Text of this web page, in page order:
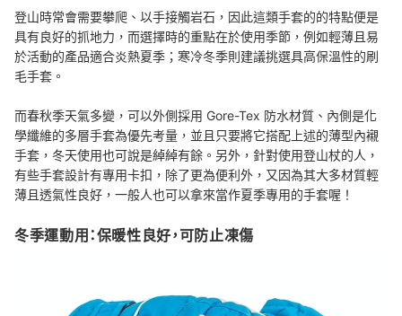
登山時常會需要攀爬、以手接觸岩石，因此這類手套的的特點便是
具有良好的抓地力，而選擇時的重點在於使用季節，例如輕薄且易
於活動的產品適合炎熱夏季；寒冷冬季則建議挑選具高保溫性的刷
毛手套。
而春秋季天氣多變，可以外側採用 Gore-Tex 防水材質、內側是化
學纖維的多層手套為優先考量，並且只要將它搭配上述的薄型內襯
手套，冬天使用也可說是綽綽有餘。另外，針對使用登山杖的人，
有些手套設計有專用卡扣，除了更為便利外，又因為其大多材質輕
薄且透氣性良好，一般人也可以拿來當作夏季專用的手套喔！
冬季運動用：保暖性良好，可防止凍傷